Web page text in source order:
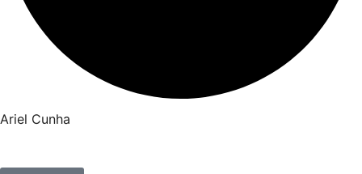
Ariel Cunha